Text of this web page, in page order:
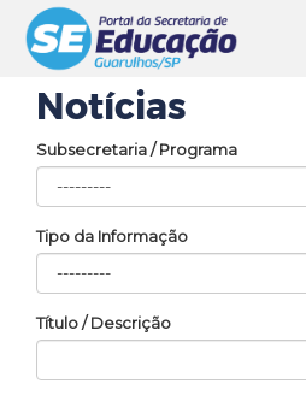
Notícias
Subsecretaria / Programa
Tipo da Informação
Título / Descrição